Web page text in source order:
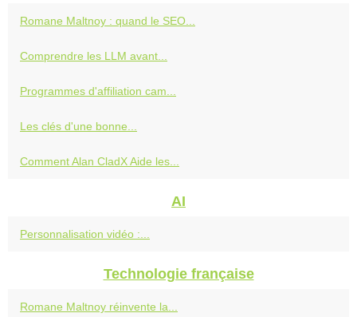
Romane Maltnoy : quand le SEO...
Comprendre les LLM avant...
Programmes d'affiliation cam...
Les clés d'une bonne...
Comment Alan CladX Aide les...
AI
Personnalisation vidéo :...
Technologie française
Romane Maltnoy réinvente la...